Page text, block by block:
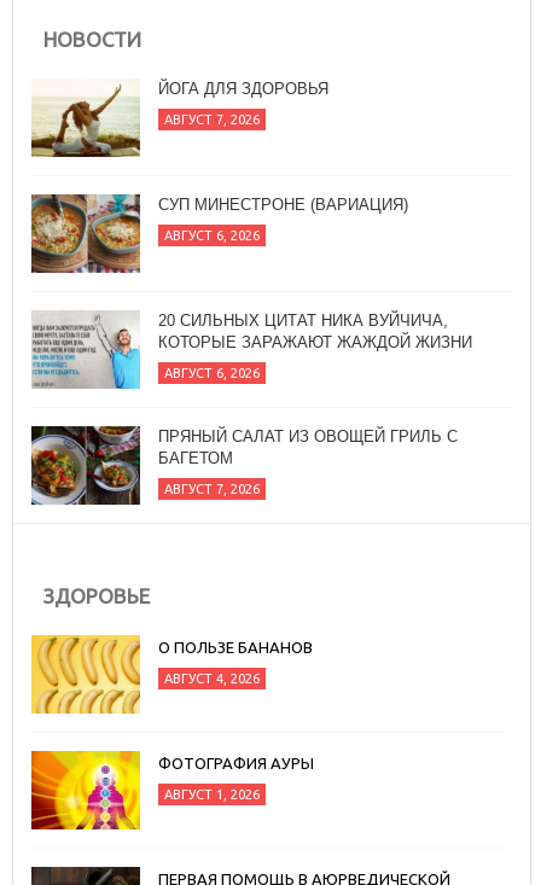
НОВОСТИ
ЙОГА ДЛЯ ЗДОРОВЬЯ
АВГУСТ 7, 2026
СУП МИНЕСТРОНЕ (ВАРИАЦИЯ)
АВГУСТ 6, 2026
20 СИЛЬНЫХ ЦИТАТ НИКА ВУЙЧИЧА,
КОТОРЫЕ ЗАРАЖАЮТ ЖАЖДОЙ ЖИЗНИ
АВГУСТ 6, 2026
ПРЯНЫЙ САЛАТ ИЗ ОВОЩЕЙ ГРИЛЬ С
БАГЕТОМ
АВГУСТ 7, 2026
ЗДОРОВЬЕ
О ПОЛЬЗЕ БАНАНОВ
АВГУСТ 4, 2026
ФОТОГРАФИЯ АУРЫ
АВГУСТ 1, 2026
ПЕРВАЯ ПОМОЩЬ В АЮРВЕДИЧЕСКОЙ